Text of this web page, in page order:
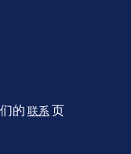
的 联系 页